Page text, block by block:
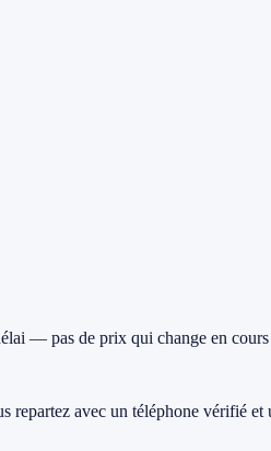
— pas de prix qui change en cours
repartez avec un téléphone vérifié et